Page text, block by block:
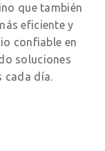
que también
eficiente y
confiable en
soluciones
cada día.